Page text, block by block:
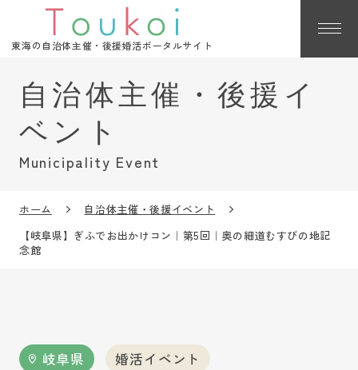
東海の自治体主催・後援婚活ポータルサイト
Municipality Event
ホーム
自治体主催・後援イベント
【岐阜県】ぎふでお出かけコン｜第5回｜奥の細道むすびの地記
念館
岐阜県 婚活イベント